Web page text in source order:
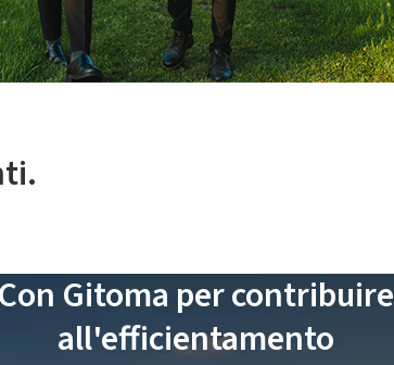
Con Gitoma per contribuire
all'efficientamento